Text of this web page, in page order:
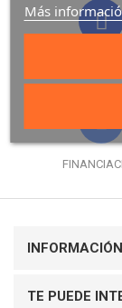
INFORMACIÓN
TE PUEDE
Más